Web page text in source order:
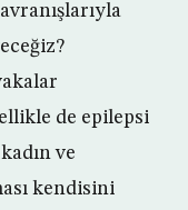
de epilepsi
ve
kendisini